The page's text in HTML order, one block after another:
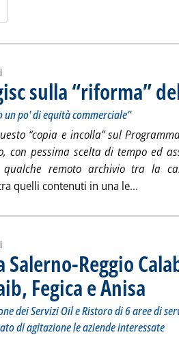
sulla “riforma”
un po' di equità commerciale”
“copia e incolla” sul
con pessima scelta di tempo ed
remoto archivio tra la
quelli contenuti in una le...
Salerno-Reggio
Fegica e Anisa
dei Servizi Oil e Ristoro di 6 aree di
di agitazione le aziende interessate